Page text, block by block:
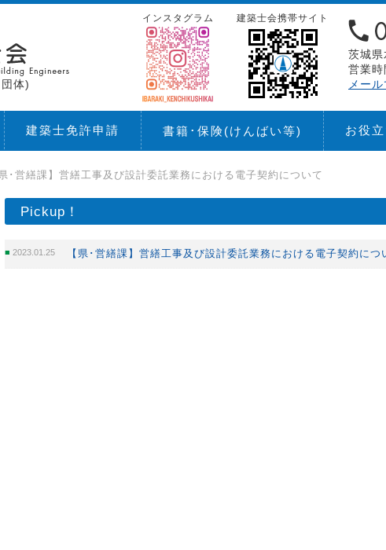
体)
茨城
営業時
メー
建築士会携帯サイト
インスタグラム
建築士免許申請 書籍･保険(けんばい等) お役
県･営繕課】営繕工事及び設計委託業務における電子契約について
Pickup！
2023.01.25 【県･営繕課】営繕工事及び設計委託業務における電子契約につ